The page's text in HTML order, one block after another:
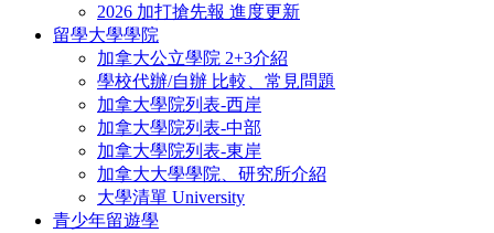
2026 加打搶先報 進度更新
留學大學學院
加拿大公立學院 2+3介紹
學校代辦/自辦 比較、常見問題
加拿大學院列表-西岸
加拿大學院列表-中部
加拿大學院列表-東岸
加拿大大學學院、研究所介紹
大學清單 University
青少年留遊學